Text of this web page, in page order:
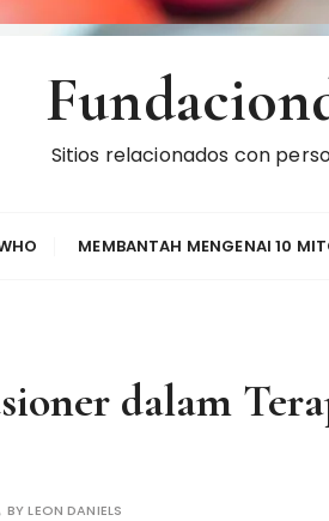
Sitios relacionados con
MEMBANTAH MENGENAI 10
dalam
BYLEON DANIELS